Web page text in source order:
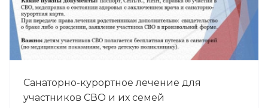
Санаторно-курортное лечение для
участников СВО и их семей